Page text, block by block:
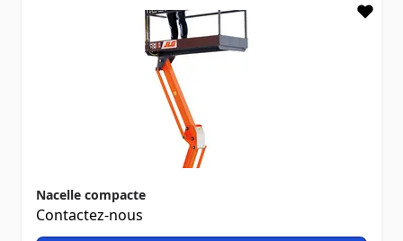
Nacelle compacte
Contactez-nous